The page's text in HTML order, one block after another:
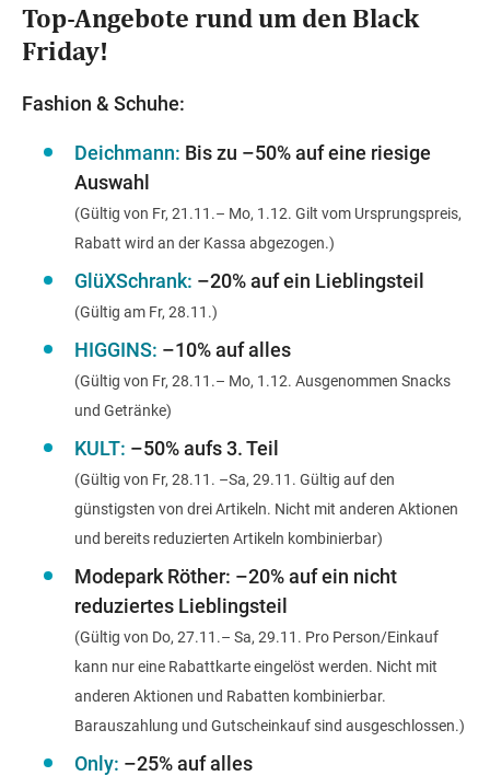
Top-Angebote rund um den Black
Friday!
Fashion & Schuhe:
Deichmann: Bis zu –50% auf eine riesige
Auswahl
(Gültig von Fr, 21.11.– Mo, 1.12. Gilt vom Ursprungspreis,
Rabatt wird an der Kassa abgezogen.)
GlüXSchrank: –20% auf ein Lieblingsteil
(Gültig am Fr, 28.11.)
HIGGINS: –10% auf alles
(Gültig von Fr, 28.11.– Mo, 1.12. Ausgenommen Snacks
und Getränke)
KULT: –50% aufs 3. Teil
(Gültig von Fr, 28.11. –Sa, 29.11. Gültig auf den
günstigsten von drei Artikeln. Nicht mit anderen Aktionen
und bereits reduzierten Artikeln kombinierbar)
Modepark Röther: –20% auf ein nicht
reduziertes Lieblingsteil
(Gültig von Do, 27.11.– Sa, 29.11. Pro Person/Einkauf
kann nur eine Rabattkarte eingelöst werden. Nicht mit
anderen Aktionen und Rabatten kombinierbar.
Barauszahlung und Gutscheinkauf sind ausgeschlossen.)
Only: –25% auf alles